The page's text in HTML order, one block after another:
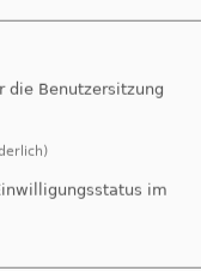
nutzen Sie bitte
Röttenbach,
die Benutzersitzung
im